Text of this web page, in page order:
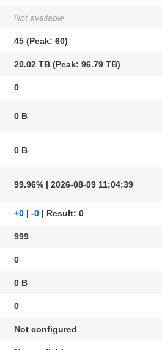
Not available
45 (Peak: 60)
20.02 TB (Peak: 96.79 TB)
0
0 B
0 B
99.96% | 2026-08-09 11:04:39
+0 | -0 | Result: 0
999
0
0 B
0
Not configured